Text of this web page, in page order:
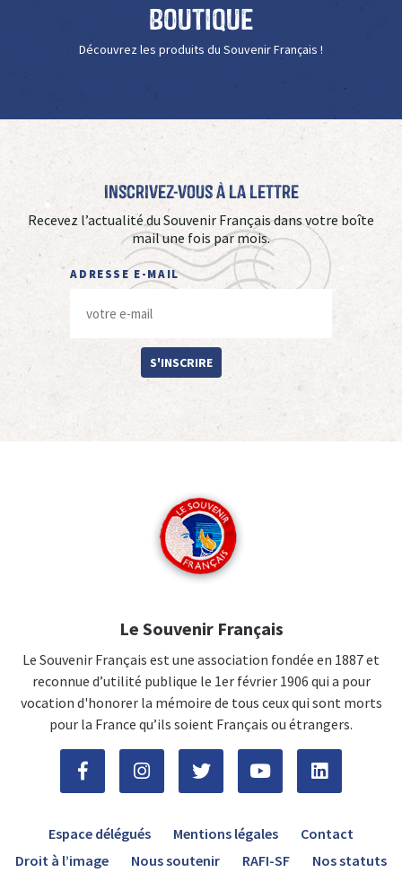
Boutique
Découvrez les produits du Souvenir Français !
Inscrivez-vous à La Lettre
Recevez l’actualité du Souvenir Français dans votre boîte
mail une fois par mois.
ADRESSE E-MAIL
S'INSCRIRE
Le Souvenir Français
Le Souvenir Français est une association fondée en 1887 et
reconnue d’utilité publique le 1er février 1906 qui a pour
vocation d'honorer la mémoire de tous ceux qui sont morts
pour la France qu’ils soient Français ou étrangers.
Espace délégués Mentions légales
Contact
Droit à l’image
Nous soutenir RAFI-SF Nos statuts